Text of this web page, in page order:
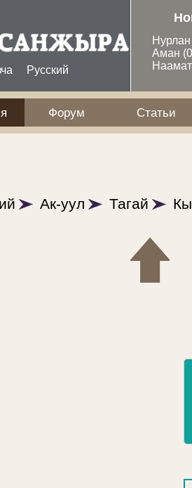
Русский
Аман
Форум Статьи
Ак-уул Тагай